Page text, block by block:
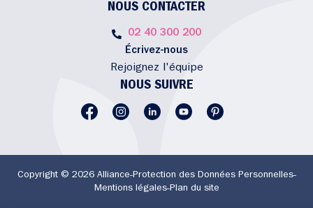
NOUS CONTACTER
02 40 300 200
Écrivez-nous
Rejoignez l'équipe
NOUS SUIVRE
Copyright © 2026 Alliance Protection des Données Personnelles
Mentions légales Plan du site